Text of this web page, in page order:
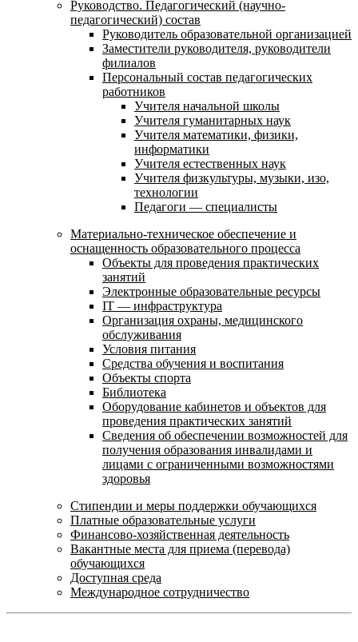
Руководство. Педагогический (научно-
педагогический) состав
Руководитель образовательной организацией
Заместители руководителя, руководители
филиалов
Персональный состав педагогических
работников
Учителя начальной школы
Учителя гуманитарных наук
Учителя математики, физики,
информатики
Учителя естественных наук
Учителя физкультуры, музыки, изо,
технологии
Педагоги — специалисты
Материально-техническое обеспечение и
оснащенность образовательного процесса
Объекты для проведения практических
занятий
Электронные образовательные ресурсы
IT — инфраструктура
Организация охраны, медицинского
обслуживания
Условия питания
Средства обучения и воспитания
Объекты спорта
Библиотека
Оборудование кабинетов и объектов для
проведения практических занятий
Сведения об обеспечении возможностей для
получения образования инвалидами и
лицами с ограниченными возможностями
здоровья
Стипендии и меры поддержки обучающихся
Платные образовательные услуги
Финансово-хозяйственная деятельность
Вакантные места для приема (перевода)
обучающихся
Доступная среда
Международное сотрудничество